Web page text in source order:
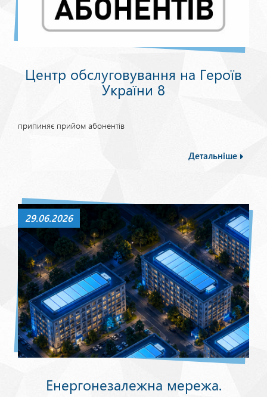
Центр обслуговування на Героїв
України 8
припиняє прийом абонентів
Детальніше
29.06.2026
Енергонезалежна мережа.